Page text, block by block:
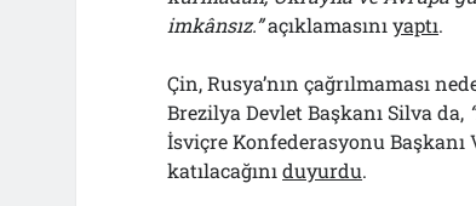
imkânsız.”açıklamasınıyaptı.
Çin, Rusya’nın çağrılmaması
Brezilya Devlet Başkanı Silva da,
İsviçre Konfederasyonu
katılacağınıduyurdu.